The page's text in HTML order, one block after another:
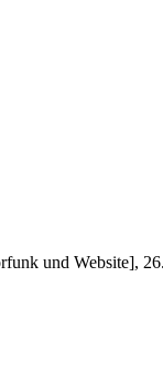
und Website],